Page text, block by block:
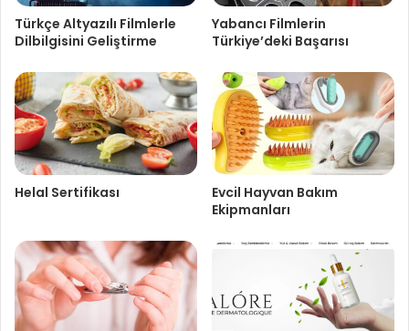
Türkçe Altyazılı Filmlerle
Dilbilgisini Geliştirme
Yabancı Filmlerin
Türkiye’deki Başarısı
Helal Sertifikası
Evcil Hayvan Bakım
Ekipmanları